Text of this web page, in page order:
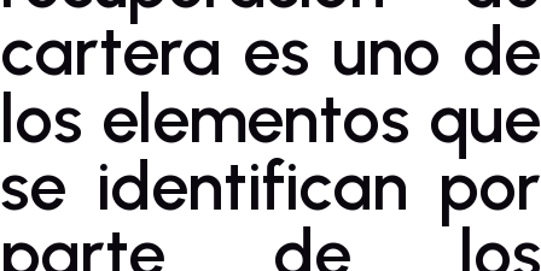
cartera es uno de
los elementos que
se identifican por
parte de los